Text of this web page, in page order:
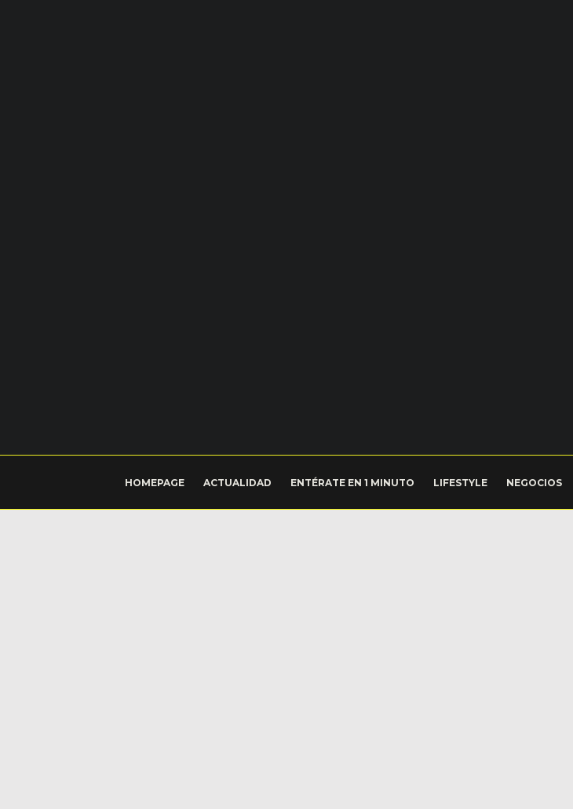
HOMEPAGE ACTUALIDAD ENTÉRATE EN 1 MINUTO LIFESTYLE NEGOCIOS